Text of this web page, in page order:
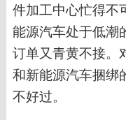
件加工中心忙得不
能源汽车处于低潮
订单又青黄不接。
和新能源汽车捆绑
不好过。